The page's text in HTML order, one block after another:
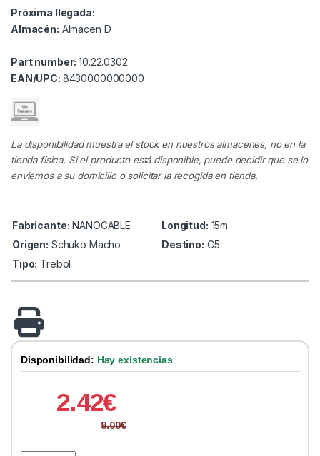
Próxima llegada:
Almacén: Almacen D
Part number:10.22.0302
EAN/UPC: 8430000000000
La disponibilidad muestra el stock en nuestros almacenes, no en la
tienda física. Si el producto está disponible, puede decidir que se lo
enviemos a su domicilio o solicitar la recogida en tienda.
Fabricante: NANOCABLE Longitud: 15m
Origen: Schuko Macho Destino: C5
Tipo: Trebol
Disponibilidad: Hay existencias
2.42€
8.00€